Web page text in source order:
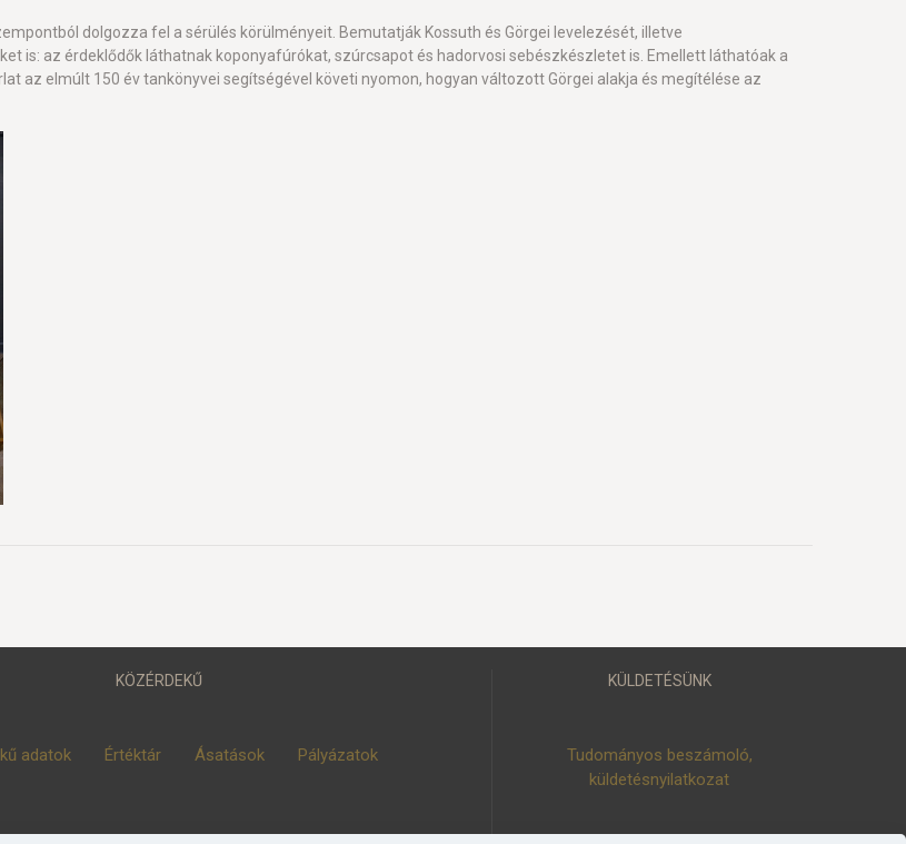
dolgozza fel a sérülés körülményeit. Bemutatják Kossuth és Görgei levelezését, illetve
is: az érdeklődők láthatnak koponyafúrókat, szúrcsapot és hadorvosi sebészkészletet is. Emellett láthatóak a
az elmúlt 150 év tankönyvei segítségével követi nyomon, hogyan változott Görgei alakja és megítélése az
KÖZÉRDEKŰ
adatok Értéktár Ásatások Pályázatok
KÜLDETÉSÜNK
Tudományos beszámoló,
küldetésnyilatkozat